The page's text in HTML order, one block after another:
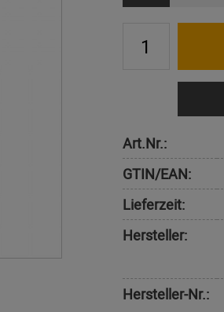
Art.Nr.:
GTIN/EAN:
Lieferzeit:
Hersteller:
Hersteller-Nr.: